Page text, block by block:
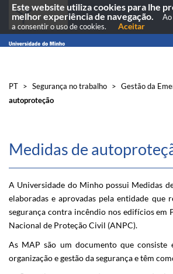
PT > Segurança no trabalho > Gestão da
autoproteção
Medidas de
A Universidade do M​inho possui Medidas
elaboradas e aprovadas pela entidade que
segurança contra​ ​i​ncêndio nos edifícios em
Nacional de Proteção Civil (ANPC).​
​As MAP são um documento que consiste
organização e gestão da segurança e têm
Este website utiliza cookies para lhe
melhor experiência de navegação.
a consentir o uso de cookies.
Aceitar